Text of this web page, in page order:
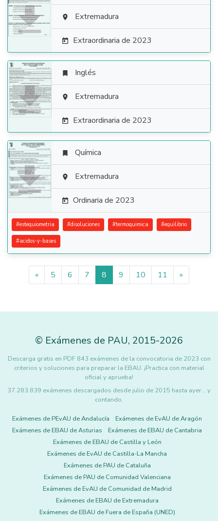
  Extremadura
 Extraordinaria de 2023

 Inglés
 Extremadura
 Extraordinaria de 2023

 Química
 Extremadura
 Ordinaria de 2023
#estequiometria #disoluciones #termoquimica #equilibrio
#acidos-y-bases
« 5 6 7 8 9 10 11 »
© Exámenes de PAU, 2015-2026
Descarga gratis en PDF 843 exámenes de la convocatoria de 2023 con
criterios y soluciones para preparar la EBAU. ¡Practica con material
oficial y aprueba!
37.283.839 exámenes descargados desde julio de 2015 hasta ayer... y
contando.
Exámenes de PEvAU de Andalucía
Exámenes de EvAU de Aragón
Exámenes de EBAU de Asturias
Exámenes de EBAU de Cantabria
Exámenes de EBAU de Castilla y León
Exámenes de EvAU de Castilla-La Mancha
Exámenes de PAU de Cataluña
Exámenes de PAU de Comunidad Valenciana
Exámenes de EvAU de Comunidad de Madrid
Exámenes de EBAU de Extremadura
Exámenes de EBAU de Fuera de España (UNED)